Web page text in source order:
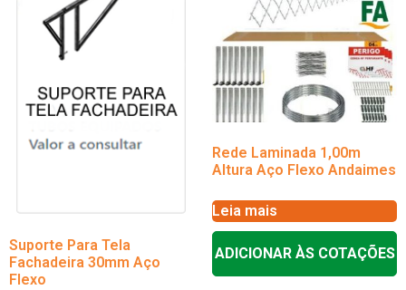
Suporte Para Tela
Fachadeira 30mm Aço
Flexo
Rede Laminada 1,00m
Altura Aço Flexo Andaimes
Leia mais
ADICIONAR ÀS COTAÇÕES